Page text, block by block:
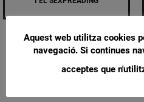
Aquest web utilitza cookies
navegació. Si continues
acceptes que